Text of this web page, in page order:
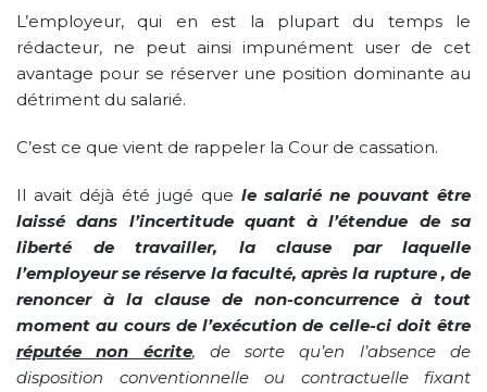
L’employeur, qui en est la plupart du temps le
rédacteur, ne peut ainsi impunément user de cet
avantage pour se réserver une position dominante au
détriment du salarié.
C’est ce que vient de rappeler la Cour de cassation.
Il avait déjà été jugé que le salarié ne pouvant être
laissé dans l’incertitude quant à l’étendue de sa
liberté de travailler, la clause par laquelle
l’employeur se réserve la faculté, après la rupture , de
renoncer à la clause de non-concurrence à tout
moment au cours de l’exécution de celle-ci doit être
réputée non écrite, de sorte qu’en l’absence de
disposition conventionnelle ou contractuelle fixant